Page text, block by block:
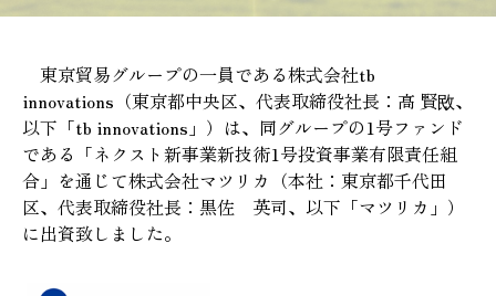
東京貿易グループの一員である株式会社tb
innovations（東京都中央区、代表取締役社長：高 賢敃、
以下「tb innovations」）は、同グループの1号ファンド
である「ネクスト新事業新技術1号投資事業有限責任組
合」を通じて株式会社マツリカ（本社：東京都千代田
区、代表取締役社長：黒佐 英司、以下「マツリカ」）
に出資致しました。